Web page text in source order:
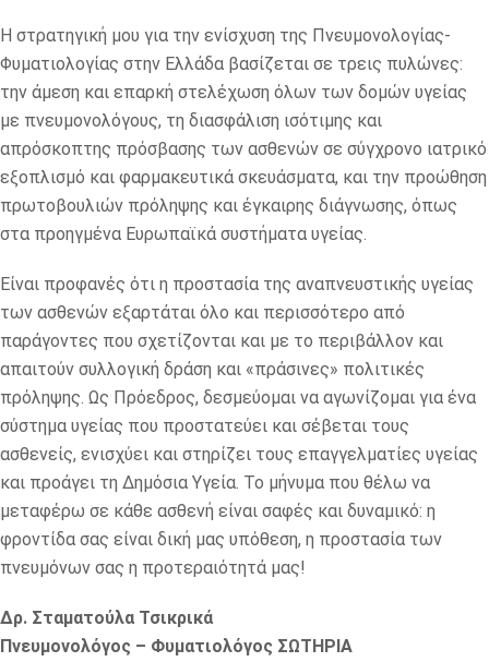
Η στρατηγική μου για την ενίσχυση της Πνευμονολογίας-
Φυματιολογίας στην Ελλάδα βασίζεται σε τρεις πυλώνες:
την άμεση και επαρκή στελέχωση όλων των δομών υγείας
με πνευμονολόγους, τη διασφάλιση ισότιμης και
απρόσκοπτης πρόσβασης των ασθενών σε σύγχρονο ιατρικό
εξοπλισμό και φαρμακευτικά σκευάσματα, και την προώθηση
πρωτοβουλιών πρόληψης και έγκαιρης διάγνωσης, όπως
στα προηγμένα Ευρωπαϊκά συστήματα υγείας.
Είναι προφανές ότι η προστασία της αναπνευστικής υγείας
των ασθενών εξαρτάται όλο και περισσότερο από
παράγοντες που σχετίζονται και με το περιβάλλον και
απαιτούν συλλογική δράση και «πράσινες» πολιτικές
πρόληψης. Ως Πρόεδρος, δεσμεύομαι να αγωνίζομαι για ένα
σύστημα υγείας που προστατεύει και σέβεται τους
ασθενείς, ενισχύει και στηρίζει τους επαγγελματίες υγείας
και προάγει τη Δημόσια Υγεία. Το μήνυμα που θέλω να
μεταφέρω σε κάθε ασθενή είναι σαφές και δυναμικό: η
φροντίδα σας είναι δική μας υπόθεση, η προστασία των
πνευμόνων σας η προτεραιότητά μας!
Δρ. Σταματούλα Τσικρικά
Πνευμονολόγος – Φυματιολόγος ΣΩΤΗΡΙΑ